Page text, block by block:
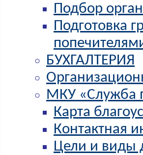
Подбор
Подготовка
БУХГАЛТЕРИЯ
МКУ «Служба
Карта
Контактная
Цели и виды